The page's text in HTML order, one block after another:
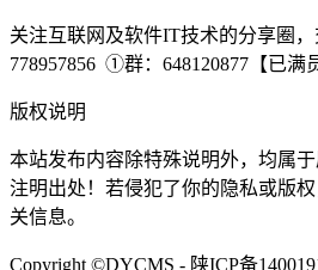
关注互联网及软件IT技术的分享圈
778957856 ①群：648120877【已满
版权说明
本站发布内容除特殊说明外，均属
注明出处！若侵犯了你的隐私或版
关信息。
Copyright ©DYCMS - 陕ICP备